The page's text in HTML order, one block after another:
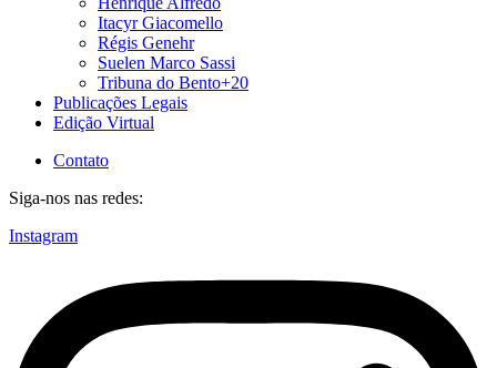
Itacyr Giacomello
Régis Genehr
Suelen Marco Sassi
Tribuna do Bento+20
Publicações Legais
Edição Virtual
Contato
Siga-nos nas redes:
Instagram